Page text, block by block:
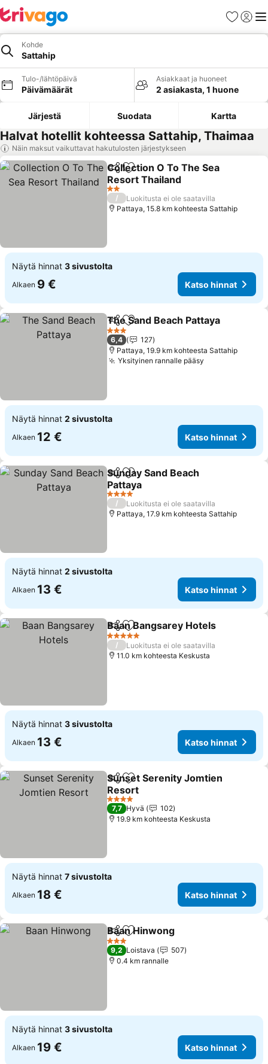
Suosikit
Kohde
Sattahip
Tulo-/lähtöpäivä
Päivämäärät
Asiakkaat ja huoneet
2 asiakasta, 1 huone
Järjestä Suodata Kartta
Halvat hotellit kohteessa Sattahip, Thaimaa
Näin maksut vaikuttavat hakutulosten järjestykseen
Jaa Lisää suosikkeihin
Collection O To The Sea
Resort Thailand
2 Tähtiluokitus
/
Luokitusta ei ole saatavilla
Pattaya, 15.8 km kohteesta Sattahip
Näytä hinnat 3 sivustolta
Alkaen 9 € Katso hinnat
Jaa Lisää suosikkeihin
The Sand Beach Pattaya
3 Tähtiluokitus
6,4
127
Pattaya, 19.9 km kohteesta Sattahip
Yksityinen rannalle pääsy
Näytä hinnat 2 sivustolta
Alkaen 12 € Katso hinnat
Jaa Lisää suosikkeihin
Sunday Sand Beach
Pattaya
4 Tähtiluokitus
/
Luokitusta ei ole saatavilla
Pattaya, 17.9 km kohteesta Sattahip
Näytä hinnat 2 sivustolta
Alkaen 13 € Katso hinnat
Jaa Lisää suosikkeihin
Baan Bangsarey Hotels
5 Tähtiluokitus
/
Luokitusta ei ole saatavilla
11.0 km kohteesta Keskusta
Näytä hinnat 3 sivustolta
Alkaen 13 € Katso hinnat
Jaa Lisää suosikkeihin
Sunset Serenity Jomtien
Resort
4 Tähtiluokitus
7,7 Hyvä
102
19.9 km kohteesta Keskusta
Näytä hinnat 7 sivustolta
Alkaen 18 € Katso hinnat
Jaa Lisää suosikkeihin
Baan Hinwong
3 Tähtiluokitus
9,2 Loistava
507
0.4 km rannalle
Näytä hinnat 3 sivustolta
Alkaen 19 € Katso hinnat